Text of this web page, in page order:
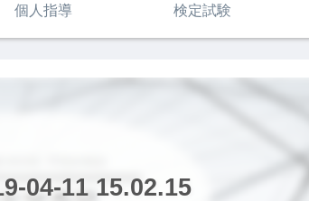
個人指導 検定試験
04-11 15.02.15